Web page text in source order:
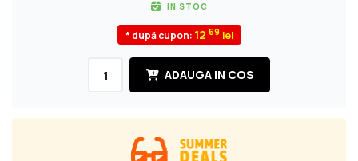
IN STOC
* după cupon: 12 69
ADAUGA IN COS